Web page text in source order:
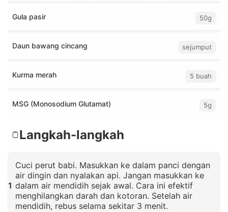
Gula pasir 50g
Daun bawang cincang sejumput
Kurma merah 5 buah
MSG (Monosodium Glutamat) 5g
Langkah-langkah
1
Cuci perut babi. Masukkan ke dalam panci dengan
air dingin dan nyalakan api. Jangan masukkan ke
dalam air mendidih sejak awal. Cara ini efektif
menghilangkan darah dan kotoran. Setelah air
mendidih, rebus selama sekitar 3 menit.